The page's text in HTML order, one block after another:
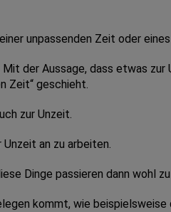
unpassenden Zeit oder
der Aussage, dass etwas
Zeit“ geschieht.
zur Unzeit.
an zu arbeiten.
Dinge passieren dann wohl
kommt, wie